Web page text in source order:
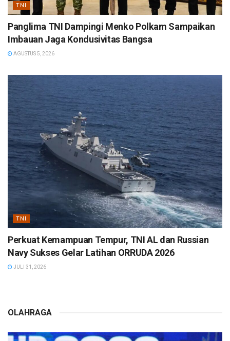
TNI
Panglima TNI Dampingi Menko Polkam Sampaikan
Imbauan Jaga Kondusivitas Bangsa
AGUSTUS 5, 2026
TNI
Perkuat Kemampuan Tempur, TNI AL dan Russian
Navy Sukses Gelar Latihan ORRUDA 2026
JULI 31, 2026
OLAHRAGA